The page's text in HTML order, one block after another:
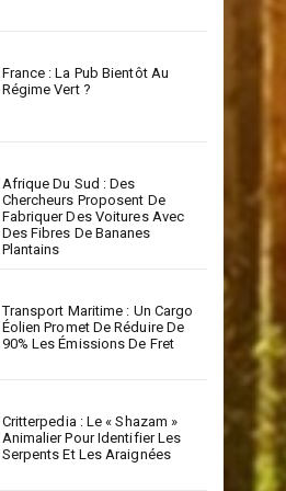
France : La Pub Bientôt Au
Régime Vert ?
Afrique Du Sud : Des
Chercheurs Proposent De
Fabriquer Des Voitures Avec
Des Fibres De Bananes
Plantains
Transport Maritime : Un Cargo
Éolien Promet De Réduire De
90% Les Émissions De Fret
Critterpedia : Le « Shazam »
Animalier Pour Identifier Les
Serpents Et Les Araignées